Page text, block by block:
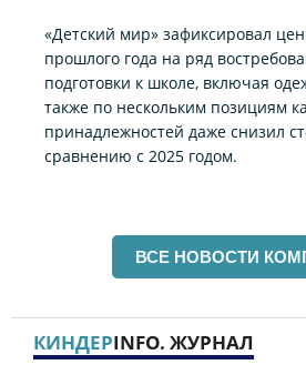
«Детский мир» зафиксировал
прошлого года на ряд
подготовки к школе, включая
также по нескольким позициям
принадлежностей даже снизил
сравнению с 2025 годом.
ВСЕ НОВОСТИ
КИНДЕРINFO. ЖУРНАЛ